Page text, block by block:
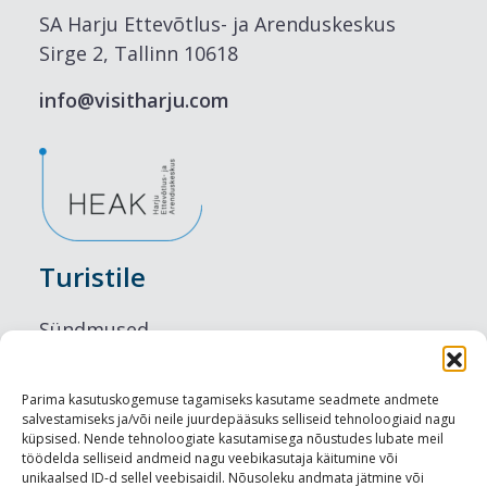
Parima kasutuskogemuse tagamiseks kasutame seadmete andmete
salvestamiseks ja/või neile juurdepääsuks selliseid tehnoloogiaid nagu
küpsised. Nende tehnoloogiate kasutamisega nõustudes lubate meil
töödelda selliseid andmeid nagu veebikasutaja käitumine või
unikaalsed ID-d sellel veebisaidil. Nõusoleku andmata jätmine või
SA Harju Ettevõtlus- ja Arenduskeskus
Sirge 2, Tallinn 10618
info@visitharju.com
Turistile
Sündmused
Maitseelamused
Vaatamisväärsused